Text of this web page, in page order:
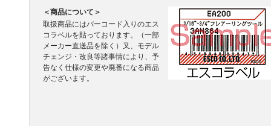
＜商品について＞
取扱商品にはバーコード入りのエス
コラベルを貼っております。（一部
メーカー直送品を除く）又、モデル
チェンジ・改良等諸事情により、予
告なく仕様の変更や廃番になる商品
がございます。